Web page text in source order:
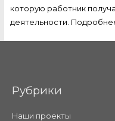
которую работник
деятельности.
Рубрики
Наши проекты